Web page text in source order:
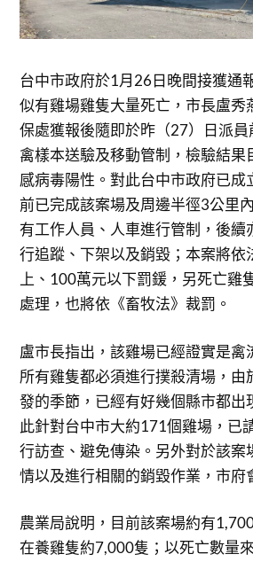
台中市政府於1月26日晚間接獲通
似有雞場雞隻大量死亡，市長盧秀
保處獲報後隨即於昨（27）日派
禽樣本送驗及移動管制，檢驗結果
感病毒陽性。對此台中市政府已成
前已完成該案場及周邊半徑3公里
有工作人員、人車進行管制，後續
行追蹤、下架以及銷毀；本案將依
上、100萬元以下罰鍰，另死亡雞
處理，也將依《畜牧法》裁罰。
盧市長指出，該雞場已經證實是禽
所有雞隻都必須進行撲殺清場，由
發的季節，已經有好幾個縣市都出
此針對台中市大約171個雞場，已
行訪查、避免傳染。另外對於該案
情以及進行相關的銷毀作業，市府
農業局說明，目前該案場約有
在養雞隻約7,000隻；以死亡數量